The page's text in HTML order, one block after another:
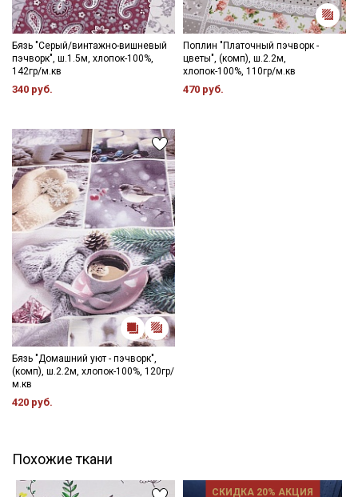
Бязь "Серый/винтажно-вишневый
пэчворк", ш.1.5м, хлопок-100%,
142гр/м.кв
340 руб.
Поплин "Платочный пэчворк -
цветы", (комп), ш.2.2м,
хлопок-100%, 110гр/м.кв
470 руб.
Бязь "Домашний уют - пэчворк",
(комп), ш.2.2м, хлопок-100%, 120гр/
м.кв
420 руб.
Похожие ткани
СКИДКА 20% АКЦИЯ